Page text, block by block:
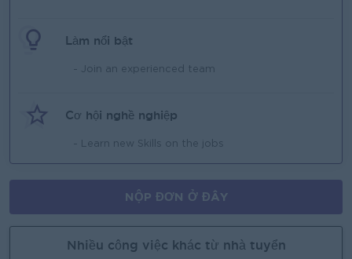
Làm nổi bật
- Join an experienced team
Cơ hội nghề nghiệp
- Learn new Skills on the jobs
NỘP ĐƠN Ở ĐÂY
Nhiều công việc khác từ nhà tuyển